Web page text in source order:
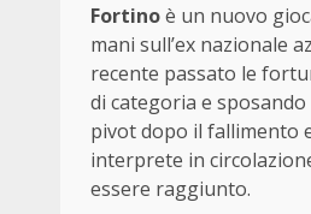
Fortinoè un nuovo
mani sull’ex nazionale
recente passato le
di categoria e
pivot dopo il fallimento
interprete in
essere raggiunto.